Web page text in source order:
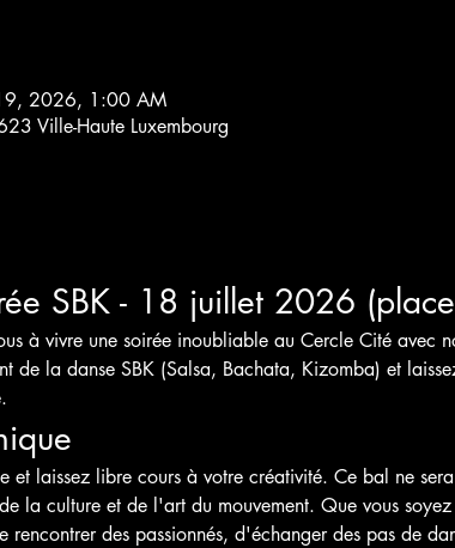
2026, 1:00 AM
Ville-Haute Luxembourg
SBK - 18 juillet 2026
à vivre une soirée inoubliable au Cercle Cité avec
de la danse SBK (Salsa, Bachata, Kizomba) et
et laissez libre cours à votre créativité. Ce bal ne
la culture et de l'art du mouvement. Que vous
des passionnés, d'échanger des pas de